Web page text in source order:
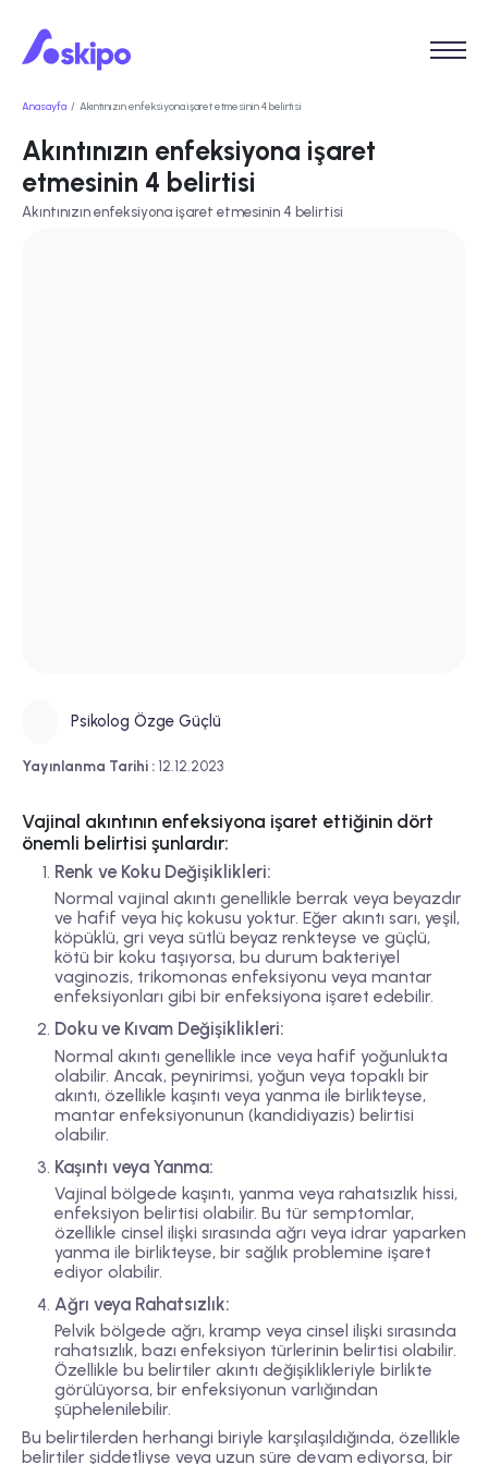
Anasayfa Akıntınızın enfeksiyona işaret etmesinin 4 belirtisi
Akıntınızın enfeksiyona işaret
etmesinin 4 belirtisi
Akıntınızın enfeksiyona işaret etmesinin 4 belirtisi
Psikolog Özge Güçlü
Yayınlanma Tarihi : 12.12.2023
Vajinal akıntının enfeksiyona işaret ettiğinin dört
önemli belirtisi şunlardır:
Renk ve Koku Değişiklikleri:
Normal vajinal akıntı genellikle berrak veya beyazdır
ve hafif veya hiç kokusu yoktur. Eğer akıntı sarı, yeşil,
köpüklü, gri veya sütlü beyaz renkteyse ve güçlü,
kötü bir koku taşıyorsa, bu durum bakteriyel
vaginozis, trikomonas enfeksiyonu veya mantar
enfeksiyonları gibi bir enfeksiyona işaret edebilir.
Doku ve Kıvam Değişiklikleri:
Normal akıntı genellikle ince veya hafif yoğunlukta
olabilir. Ancak, peynirimsi, yoğun veya topaklı bir
akıntı, özellikle kaşıntı veya yanma ile birlikteyse,
mantar enfeksiyonunun (kandidiyazis) belirtisi
olabilir.
Kaşıntı veya Yanma:
Vajinal bölgede kaşıntı, yanma veya rahatsızlık hissi,
enfeksiyon belirtisi olabilir. Bu tür semptomlar,
özellikle cinsel ilişki sırasında ağrı veya idrar yaparken
yanma ile birlikteyse, bir sağlık problemine işaret
ediyor olabilir.
Ağrı veya Rahatsızlık:
Pelvik bölgede ağrı, kramp veya cinsel ilişki sırasında
rahatsızlık, bazı enfeksiyon türlerinin belirtisi olabilir.
Özellikle bu belirtiler akıntı değişiklikleriyle birlikte
görülüyorsa, bir enfeksiyonun varlığından
şüphelenilebilir.
Bu belirtilerden herhangi biriyle karşılaşıldığında, özellikle
belirtiler şiddetliyse veya uzun süre devam ediyorsa, bir